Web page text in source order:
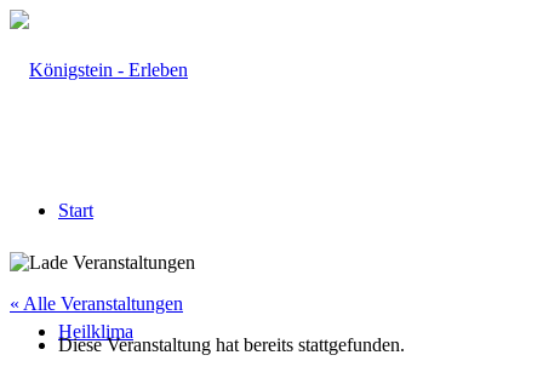
Start
Heilklima
« Alle Veranstaltungen
Diese Veranstaltung hat bereits stattgefunden.